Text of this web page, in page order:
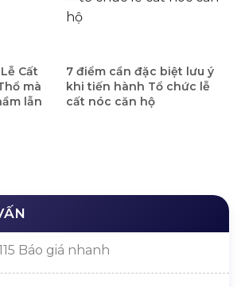
Cất
mà
lẫn
7 điểm cần đặc biệt lưu ý
khi tiến hành Tổ chức lễ
cất nóc căn hộ
Báo giá nhanh